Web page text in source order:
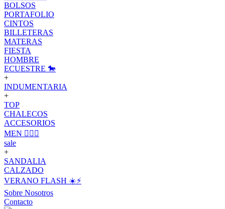
BOLSOS
PORTAFOLIO
CINTOS
BILLETERAS
MATERAS
FIESTA
HOMBRE
ECUESTRE 🐎
+
INDUMENTARIA
+
TOP
CHALECOS
ACCESORIOS
MEN 🙋🏽‍♂️
sale
+
SANDALIA
CALZADO
VERANO FLASH ☀️⚡️
Sobre Nosotros
Contacto